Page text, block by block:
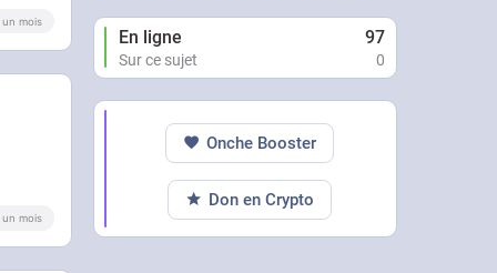
un mois
un mois
En ligne 97
Sur ce sujet 0
Onche Booster
Don en Crypto